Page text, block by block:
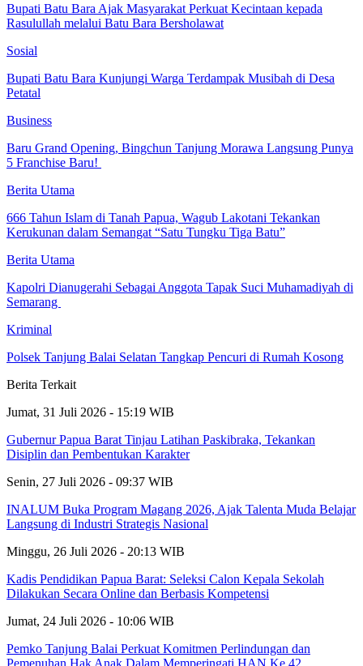
Bupati Batu Bara Ajak Masyarakat Perkuat Kecintaan kepada
Rasulullah melalui Batu Bara Bersholawat
Sosial
Bupati Batu Bara Kunjungi Warga Terdampak Musibah di Desa
Petatal
Business
‎Baru Grand Opening, Bingchun Tanjung Morawa Langsung Punya
5 Franchise Baru! ‎
Berita Utama
666 Tahun Islam di Tanah Papua, Wagub Lakotani Tekankan
Kerukunan dalam Semangat “Satu Tungku Tiga Batu”
Berita Utama
Kapolri Dianugerahi Sebagai Anggota Tapak Suci Muhamadiyah di
Semarang
Kriminal
Polsek Tanjung Balai Selatan Tangkap Pencuri di Rumah Kosong
Berita Terkait
Jumat, 31 Juli 2026 - 15:19 WIB
Gubernur Papua Barat Tinjau Latihan Paskibraka, Tekankan
Disiplin dan Pembentukan Karakter
Senin, 27 Juli 2026 - 09:37 WIB
INALUM Buka Program Magang 2026, Ajak Talenta Muda Belajar
Langsung di Industri Strategis Nasional
Minggu, 26 Juli 2026 - 20:13 WIB
Kadis Pendidikan Papua Barat: Seleksi Calon Kepala Sekolah
Dilakukan Secara Online dan Berbasis Kompetensi
Jumat, 24 Juli 2026 - 10:06 WIB
Pemko Tanjung Balai Perkuat Komitmen Perlindungan dan
Pemenuhan Hak Anak Dalam Memperingati HAN Ke 42